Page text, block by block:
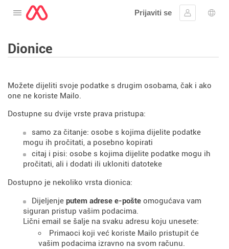
Otvorite meni
Prijaviti se
Prijavite se
Dionice
Možete dijeliti svoje podatke s drugim osobama, čak i ako
one ne koriste Mailo.
Dostupne su dvije vrste prava pristupa:
samo za čitanje: osobe s kojima dijelite podatke
mogu ih pročitati, a posebno kopirati
citaj i pisi: osobe s kojima dijelite podatke mogu ih
pročitati, ali i dodati ili ukloniti datoteke
Dostupno je nekoliko vrsta dionica:
Dijeljenje putem adrese e-pošte omogućava vam
siguran pristup vašim podacima.
Lični email se šalje na svaku adresu koju unesete:
Primaoci koji već koriste Mailo pristupit će
vašim podacima izravno na svom računu.